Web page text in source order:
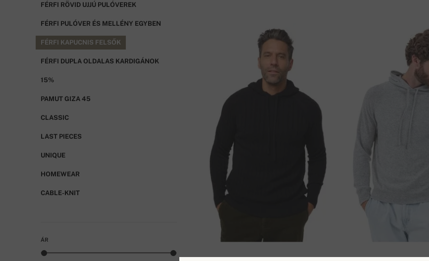
FÉRFI RÖVID UJJÚ PULÓVEREK
FÉRFI PULÓVER ÉS MELLÉNY EGYBEN
FÉRFI KAPUCNIS FELSŐK
FÉRFI DUPLA OLDALAS KARDIGÁNOK
15%
PAMUT GIZA 45
CLASSIC
LAST PIECES
UNIQUE
HOMEWEAR
CABLE-KNIT
ÁR